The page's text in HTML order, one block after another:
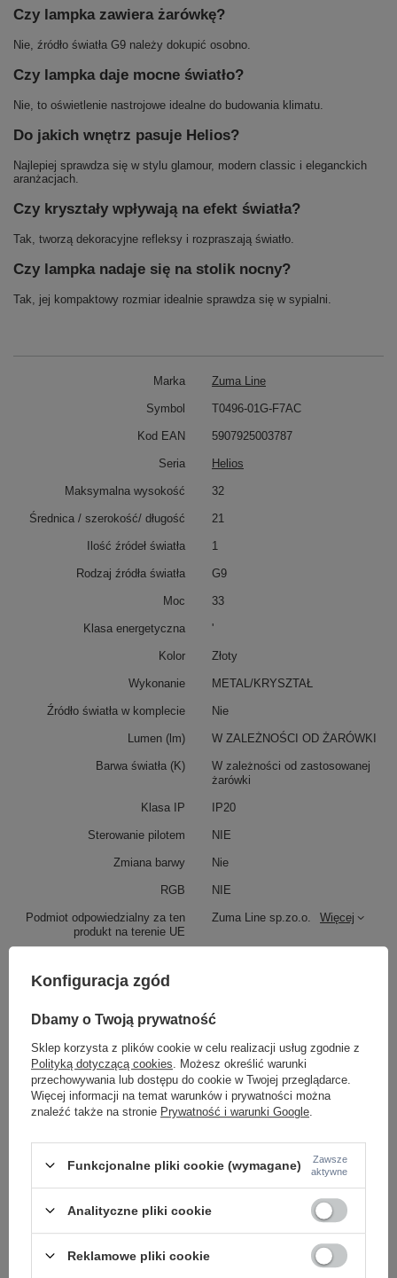
Czy lampka zawiera żarówkę?
Nie, źródło światła G9 należy dokupić osobno.
Czy lampka daje mocne światło?
Nie, to oświetlenie nastrojowe idealne do budowania klimatu.
Do jakich wnętrz pasuje Helios?
Najlepiej sprawdza się w stylu glamour, modern classic i eleganckich
aranżacjach.
Czy kryształy wpływają na efekt światła?
Tak, tworzą dekoracyjne refleksy i rozpraszają światło.
Czy lampka nadaje się na stolik nocny?
Tak, jej kompaktowy rozmiar idealnie sprawdza się w sypialni.
Marka Zuma Line
Podmiot odpowiedzialny za ten
produkt na terenie UE
Zuma Line sp.zo.o. Więcej
Symbol T0496-01G-F7AC
Kod EAN 5907925003787
Seria Helios
Maksymalna wysokość 32
Średnica / szerokość/ długość 21
Ilość źródeł światła 1
Rodzaj źródła światła G9
Moc 33
Klasa energetyczna '
Kolor Złoty
Wykonanie METAL/KRYSZTAŁ
Źródło światła w komplecie Nie
Lumen (lm) W ZALEŻNOŚCI OD ŻARÓWKI
Barwa światła (K)
W zależności od zastosowanej
żarówki
Klasa IP IP20
Sterowanie pilotem NIE
Zmiana barwy Nie
RGB NIE
4xG9 Zuma Line P0496-04G-F7AC
649,00 zł szt.
Plafon kryształowy
glamour HELIOS
549,00 zł /
Konfiguracja zgód
Dbamy o Twoją prywatność
Sklep korzysta z plików cookie w celu realizacji usług zgodnie z
Polityką dotyczącą cookies . Możesz określić warunki
przechowywania lub dostępu do cookie w Twojej przeglądarce.
Więcej informacji na temat warunków i prywatności można
znaleźć także na stronie Prywatność i warunki Google
Funkcjonalne pliki cookie (wymagane)
Zawsze
aktywne
Analityczne pliki cookie
Reklamowe pliki cookie